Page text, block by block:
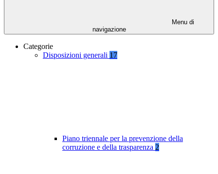
Menu di
navigazione
Categorie
Disposizioni generali 17
Piano triennale per la prevenzione della
corruzione e della trasparenza 2